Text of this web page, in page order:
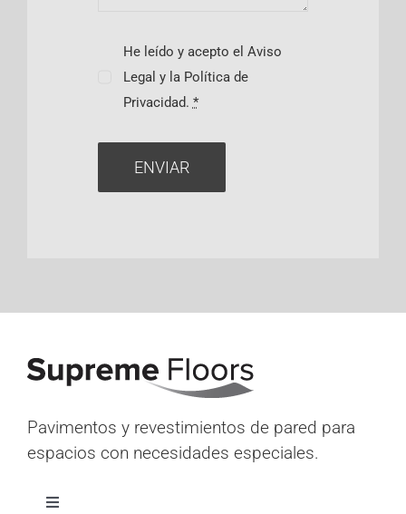
He leído y acepto el Aviso
Legal y la Política de
Privacidad. *
ENVIAR
Pavimentos y revestimientos de pared para
espacios con necesidades especiales.
Alternar